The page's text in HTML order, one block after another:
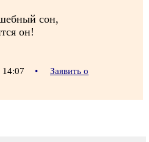
сон,
он!
14:07 •
Заявить о